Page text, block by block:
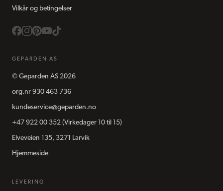
Vilkår og betingelser
GEPARDEN AS
© Geparden AS 2026
org.nr 930 463 736
kundeservice@geparden.no
+47 922 00 352 (Virkedager 10 til 15)
Elveveien 135, 3271 Larvik
Hjemmeside
LEVERING